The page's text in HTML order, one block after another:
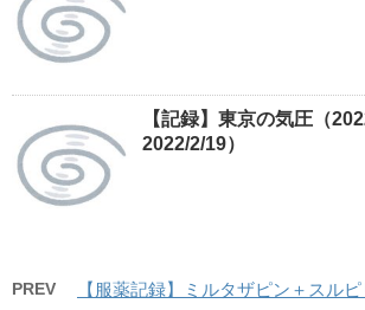
【記録】東京の気圧（
2022/2/19）
PREV
【服薬記録】ミルタザピン＋スル